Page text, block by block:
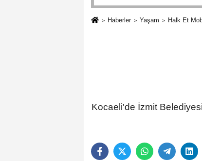
Haberler Yaşam Halk Et
Kocaeli'de İzmit